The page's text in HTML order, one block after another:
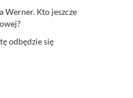
Werner. Kto jeszcze
odbędzie się